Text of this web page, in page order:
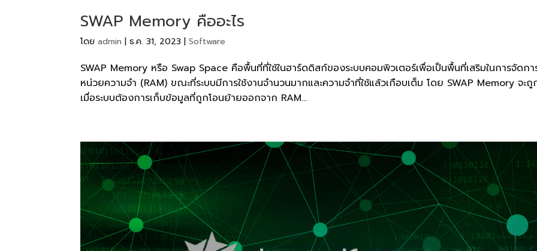
SWAP Memory คืออะไร
โดยadmin |ธ.ค. 31, 2023 |Software
SWAP Memory หรือ Swap Space คือพื้นที่ที่ใช้ในฮาร์ดดิสก์ของระบบคอมพิวเตอร์เพื่อเป็นพื้นที่เสริมในการจัดกา
หน่วยความจำ (RAM) ขณะที่ระบบมีการใช้งานจำนวนมากและความจำที่ใช้แล้วเกือบเต็ม โดย SWAP Memory จะถู
เมื่อระบบต้องการเก็บข้อมูลที่ถูกโอนย้ายออกจาก RAM...